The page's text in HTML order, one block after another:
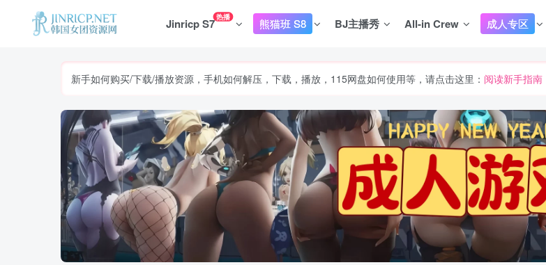
Jinricp S7热播 熊猫班 S8 BJ主播秀 All-in Crew 成人专区
新手如何购买/下载/播放资源，手机如何解压，下载，播放，115网盘如何使用等，请点击这里： 阅读新手指南